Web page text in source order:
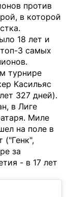
против
в которой
18 лет и
3 самых
турнире
Касильяс
327 дней).
в Лиге
Миле
на поле в
("Генк",
за
- в 17 лет